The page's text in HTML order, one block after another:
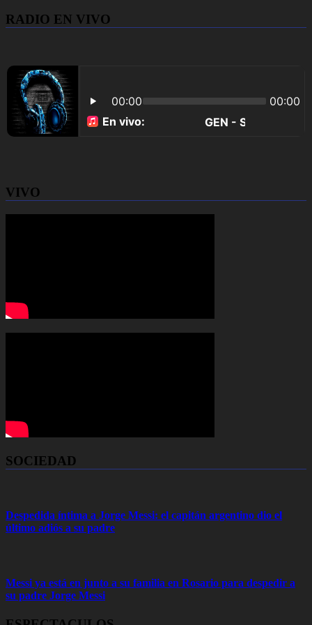
RADIO EN VIVO
VIVO
SOCIEDAD
Despedida íntima a Jorge Messi: el capitán argentino dio el
último adiós a su padre
Messi ya está en junto a su familia en Rosario para despedir a
su padre Jorge Messi